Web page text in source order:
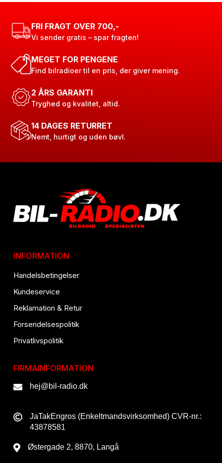
FRI FRAGT OVER 700,-
Vi sender gratis – spar fragten!
MEGET FOR PENGENE
Find bilradioer til en pris, der giver mening.
2 ÅRS GARANTI
Tryghed og kvalitet, altid.
14 DAGES RETURRET
Nemt, hurtigt og uden bøvl.
INFORMATION
Handelsbetingelser
Kundeservice
Reklamation & Retur
Forsendelsespolitik
Privatlivspolitik
FIRMAINFORMATION
hej@bil-radio.dk
JaTakEngros (Enkeltmandsvirksomhed) CVR-nr.:
43878581
Østergade 2, 8870, Langå